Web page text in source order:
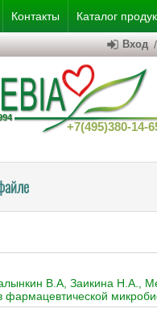
Контакты Каталог
+7(495)380-14-
Вход /
В.А, Заикина Н.А.,
фармацевтической